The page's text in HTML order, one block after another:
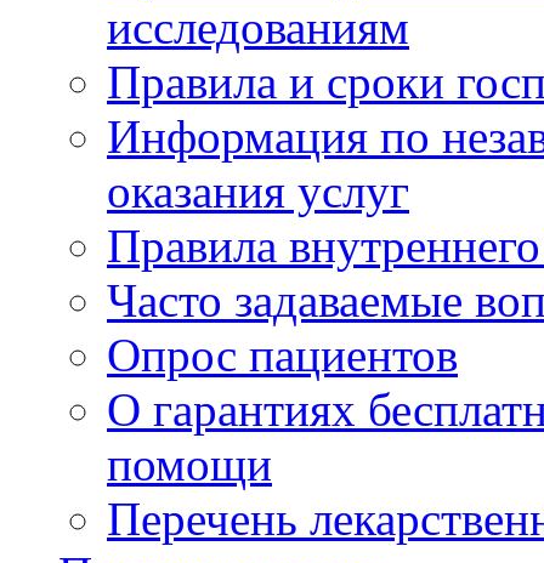
исследованиям
Правила и сроки
Информация по
оказания услуг
Правила
Часто задаваемые
Опрос пациентов
О гарантиях
помощи
Перечень